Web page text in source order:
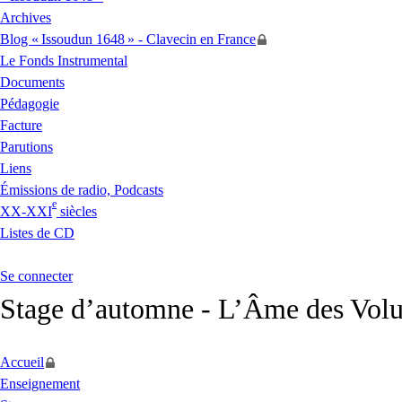
Archives
Blog « Issoudun 1648 » - Clavecin en France
Le Fonds Instrumental
Documents
Pédagogie
Facture
Parutions
Liens
Émissions de radio, Podcasts
XX-XXI
e
siècles
Listes de CD
Se connecter
Stage d’automne - L’Âme des
Accueil
Enseignement